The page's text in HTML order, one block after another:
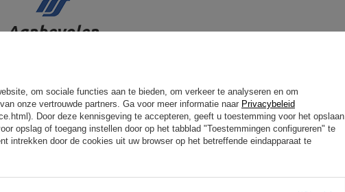
Aanbevolen
om sociale functies aan te bieden, om verkeer te analyseren en om
onze vertrouwde partners. Ga voor meer informatie naar Privacybeleid
Door deze kennisgeving te accepteren, geeft u toestemming voor het opslaan
opslag of toegang instellen door op het tabblad "Toestemmingen configureren" te
intrekken door de cookies uit uw browser op het betreffende eindapparaat te